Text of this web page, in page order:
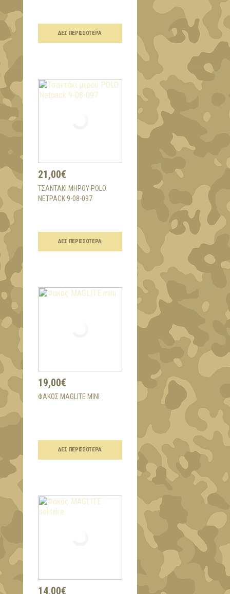
ΔΕΣ ΠΕΡΙΣΣΌΤΕΡΑ
21,00€
ΤΣΑΝΤΆΚΙ ΜΗΡΟΎ POLO
NETPACK 9-08-097
ΔΕΣ ΠΕΡΙΣΣΌΤΕΡΑ
19,00€
ΦΑΚΌΣ MAGLITE MINI
ΔΕΣ ΠΕΡΙΣΣΌΤΕΡΑ
14,00€